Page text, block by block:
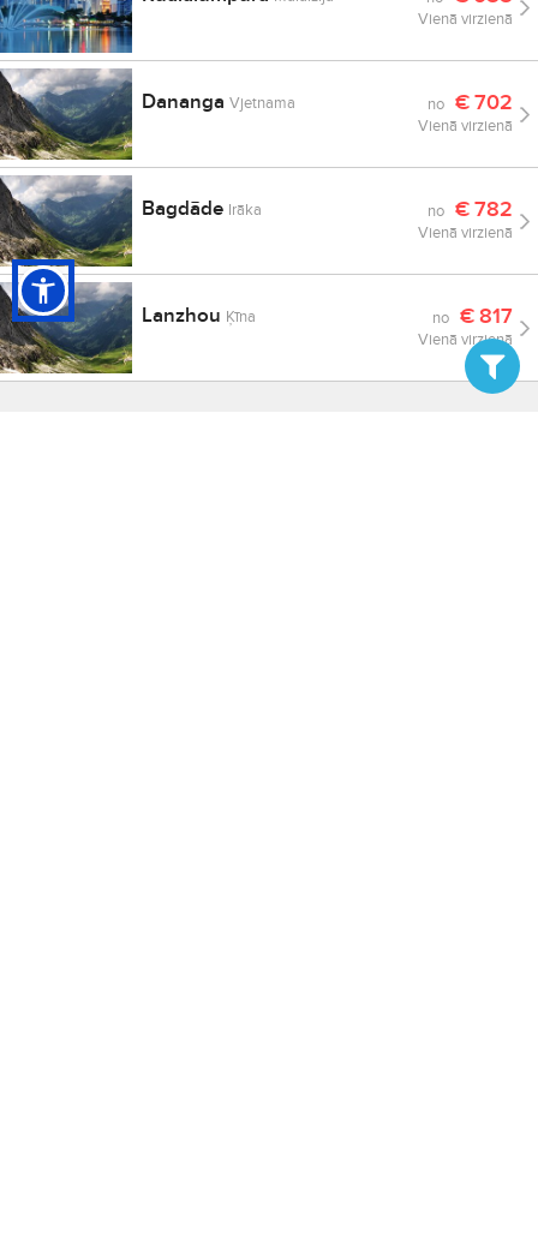
Vienā virzienā
DanangaVjetnama no €702
Vienā virzienā
Bagdāde Irāka no €782
Vienā virzienā
Lanzhou Ķīna no €817
Vienā virzienā